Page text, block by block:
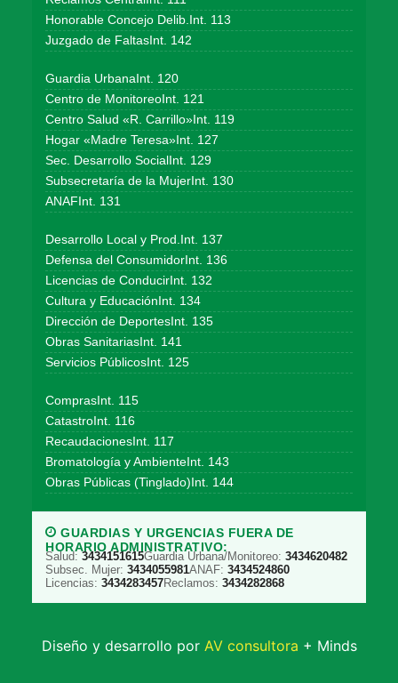
Honorable Concejo Delib.Int. 113
Juzgado de FaltasInt. 142
Guardia UrbanaInt. 120
Centro de MonitoreoInt. 121
Centro Salud «R. Carrillo»Int. 119
Hogar «Madre Teresa»Int. 127
Sec. Desarrollo SocialInt. 129
Subsecretaría de la MujerInt. 130
ANAFInt. 131
Desarrollo Local y Prod.Int. 137
Defensa del ConsumidorInt. 136
Licencias de ConducirInt. 132
Cultura y EducaciónInt. 134
Dirección de DeportesInt. 135
Obras SanitariasInt. 141
Servicios PúblicosInt. 125
ComprasInt. 115
CatastroInt. 116
RecaudacionesInt. 117
Bromatología y AmbienteInt. 143
Obras Públicas (Tinglado)Int. 144
GUARDIAS Y URGENCIAS FUERA DE
HORARIO ADMINISTRATIVO:
Salud: 3434151615Guardia Urbana/Monitoreo: 3434620482
Subsec. Mujer: 3434055981ANAF: 3434524860
Licencias: 3434283457Reclamos: 3434282868
Diseño y desarrollo por AV consultora + Minds